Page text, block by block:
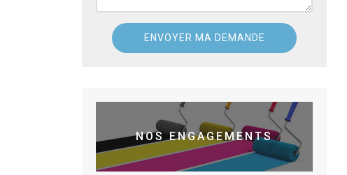
NOS ENGAGEMENTS